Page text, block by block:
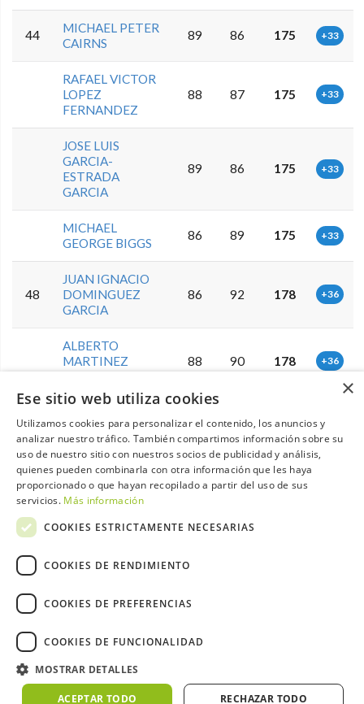
44
MICHAEL PETER
CAIRNS
89 86 175 +33
RAFAEL VICTOR
LOPEZ
FERNANDEZ
88 87 175 +33
JOSE LUIS
GARCIA-
ESTRADA
GARCIA
89 86 175 +33
MICHAEL
GEORGE BIGGS
86 89 175 +33
48
JUAN IGNACIO
DOMINGUEZ
GARCIA
86 92 178 +36
ALBERTO
MARTINEZ
ALDARIZ
88 90 178 +36
50
MENDOZA
ORTIZ
94 86 180 +38
51
PETER JOHN
ROBINSON
93 88 181
JOSE MANUEL
ALONSO
53
EUSEBIO LUIS
ORTEGA
95
54
ANTHONY
×
Ese sitio web utiliza cookies
Utilizamos cookies para personalizar el contenido, los anuncios y
analizar nuestro tráfico. También compartimos información sobre su
uso de nuestro sitio con nuestros socios de publicidad y análisis,
quienes pueden combinarla con otra información que les haya
proporcionado o que hayan recopilado a partir del uso de sus
servicios. Más información
COOKIES ESTRICTAMENTE NECESARIAS
COOKIES DE RENDIMIENTO
COOKIES DE PREFERENCIAS
COOKIES DE FUNCIONALIDAD
MOSTRAR DETALLES
ACEPTAR TODO RECHAZAR TODO